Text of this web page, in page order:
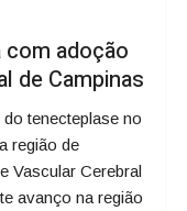
com adoção
de Campinas
tenecteplase no
região de
Vascular Cerebral
avanço na região